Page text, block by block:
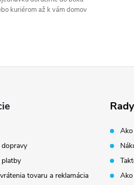
kuriérom až k vám domov
tovaru a reklamácia